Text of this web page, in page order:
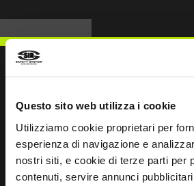
Questo sito web utilizza i cookie
Utilizziamo cookie proprietari per
esperienza di navigazione e
nostri siti, e cookie di terze parti per
contenuti, servire annunci
ESCREVER